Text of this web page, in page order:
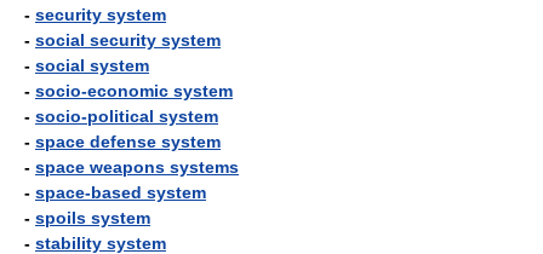
- security system
- social security system
- social system
- socio-economic system
- socio-political system
- space defense system
- space weapons systems
- space-based system
- spoils system
- stability system